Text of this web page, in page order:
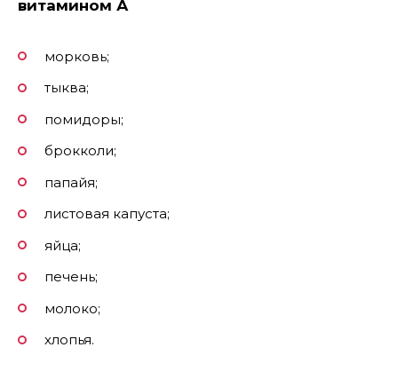
витамином А
морковь;
тыква;
помидоры;
брокколи;
папайя;
листовая капуста;
яйца;
печень;
молоко;
хлопья.